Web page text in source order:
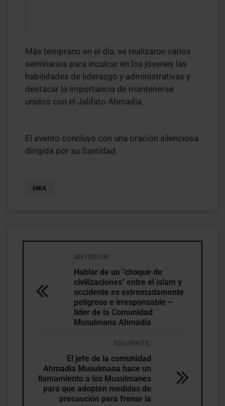
Más temprano en el día, se realizaron varios
seminarios para inculcar en los jóvenes las
habilidades de liderazgo y administrativas y
destacar la importancia de mantenerse
unidos con el Jalifato Ahmadía.
El evento concluyó con una oración silenciosa
dirigida por su Santidad.
MKA
ANTERIOR:
Hablar de un "choque de
civilizaciones" entre el islam y
occidente es extremadamente
peligroso e irresponsable –
líder de la Comunidad
Musulmana Ahmadía
SIGUIENTE:
El jefe de la comunidad
Ahmadia Musulmana hace un
llamamiento a los Musulmanes
para que adopten medidas de
precaución para frenar la